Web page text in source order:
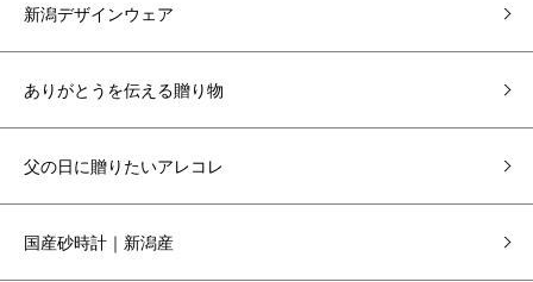
新潟デザインウェア
ありがとうを伝える贈り物
父の日に贈りたいアレコレ
国産砂時計｜新潟産